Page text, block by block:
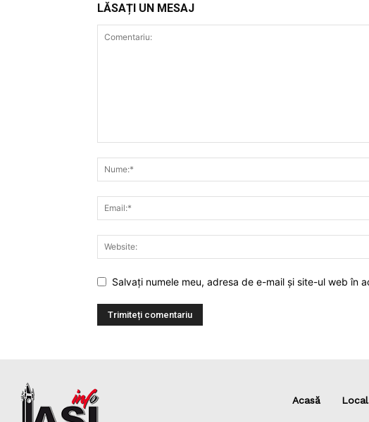
LĂSAȚI UN MESAJ
Salvați numele meu, adresa de e-mail și site-ul web în
Acasă Local